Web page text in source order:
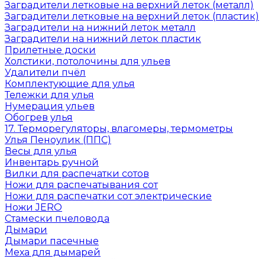
Заградители летковые на верхний леток (металл)
Заградители летковые на верхний леток (пластик)
Заградители на нижний леток металл
Заградители на нижний леток пластик
Прилетные доски
Холстики, потолочины для ульев
Удалители пчёл
Комплектующие для улья
Тележки для улья
Нумерация ульев
Обогрев улья
17. Терморегуляторы, влагомеры, термометры
Улья Пеноулик (ППС)
Весы для улья
Инвентарь ручной
Вилки для распечатки сотов
Ножи для распечатывания сот
Ножи для распечатки сот электрические
Ножи JERO
Стамески пчеловода
Дымари
Дымари пасечные
Меха для дымарей